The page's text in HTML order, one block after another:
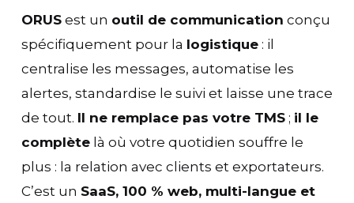
ORUSest un outil de communication conçu
spécifiquement pour la logistique: il
centralise les messages, automatise les
alertes, standardise le suivi et laisse une trace
de tout. Il ne remplace pas votre TMS; il le
complètelà où votre quotidien souffre le
plus : la relation avec clients et exportateurs.
C’est un SaaS, 100 % web, multi-langue et